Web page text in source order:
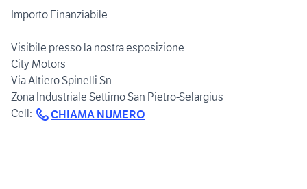
Importo Finanziabile
Visibile presso la nostra esposizione
City Motors
Via Altiero Spinelli Sn
Zona Industriale Settimo San Pietro-Selargius
Cell:
CHIAMA NUMERO